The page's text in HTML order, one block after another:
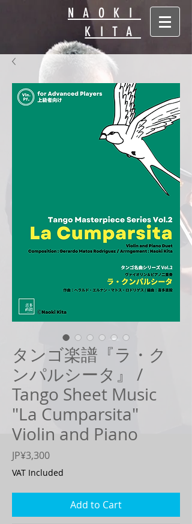
NAOKI
KITA
タンゴ楽譜『ラ・ク
ンパルシータ』 /
Tango Sheet Music
"La Cumparsita"
Violin and Piano
JP¥3,300Price
VAT Included
Add to Cart